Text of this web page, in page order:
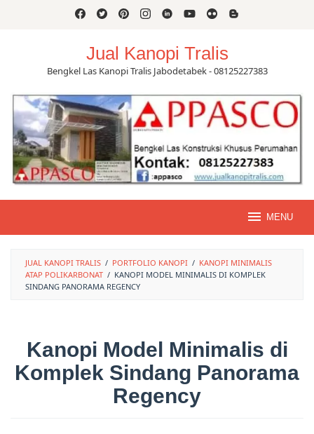
Jual Kanopi Tralis
Bengkel Las Kanopi Tralis Jabodetabek - 08125227383
MENU
JUAL KANOPI TRALIS / PORTFOLIO KANOPI / KANOPI MINIMALIS
ATAP POLIKARBONAT / KANOPI MODEL MINIMALIS DI KOMPLEK
SINDANG PANORAMA REGENCY
Kanopi Model Minimalis di
Komplek Sindang Panorama
Regency